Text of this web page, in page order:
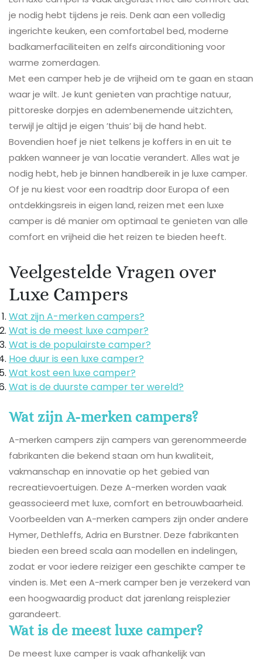
je nodig hebt tijdens je reis. Denk aan een volledig
ingerichte keuken, een comfortabel bed, moderne
badkamerfaciliteiten en zelfs airconditioning voor
warme zomerdagen.
Met een camper heb je de vrijheid om te gaan en staan
waar je wilt. Je kunt genieten van prachtige natuur,
pittoreske dorpjes en adembenemende uitzichten,
terwijl je altijd je eigen ’thuis’ bij de hand hebt.
Bovendien hoef je niet telkens je koffers in en uit te
pakken wanneer je van locatie verandert. Alles wat je
nodig hebt, heb je binnen handbereik in je luxe camper.
Of je nu kiest voor een roadtrip door Europa of een
ontdekkingsreis in eigen land, reizen met een luxe
camper is dé manier om optimaal te genieten van alle
comfort en vrijheid die het reizen te bieden heeft.
Veelgestelde Vragen over
Luxe Campers
Wat zijn A-merken campers?
Wat is de meest luxe camper?
Wat is de populairste camper?
Hoe duur is een luxe camper?
Wat kost een luxe camper?
Wat is de duurste camper ter wereld?
Wat zijn A-merken campers?
A-merken campers zijn campers van gerenommeerde
fabrikanten die bekend staan om hun kwaliteit,
vakmanschap en innovatie op het gebied van
recreatievoertuigen. Deze A-merken worden vaak
geassocieerd met luxe, comfort en betrouwbaarheid.
Voorbeelden van A-merken campers zijn onder andere
Hymer, Dethleffs, Adria en Burstner. Deze fabrikanten
bieden een breed scala aan modellen en indelingen,
zodat er voor iedere reiziger een geschikte camper te
vinden is. Met een A-merk camper ben je verzekerd van
een hoogwaardig product dat jarenlang reisplezier
garandeert.
Wat is de meest luxe camper?
De meest luxe camper is vaak afhankelijk van